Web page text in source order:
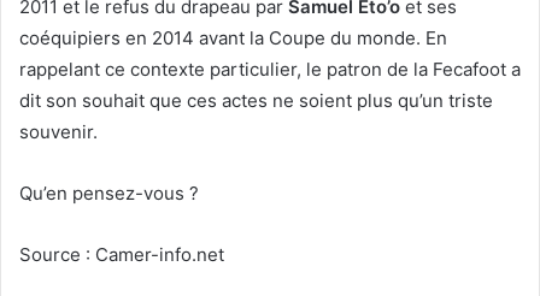
2011 et le refus du drapeau par Samuel Eto’o et ses
coéquipiers en 2014 avant la Coupe du monde. En
rappelant ce contexte particulier, le patron de la Fecafoot a
dit son souhait que ces actes ne soient plus qu’un triste
souvenir.
Qu’en pensez-vous ?
Source : Camer-info.net